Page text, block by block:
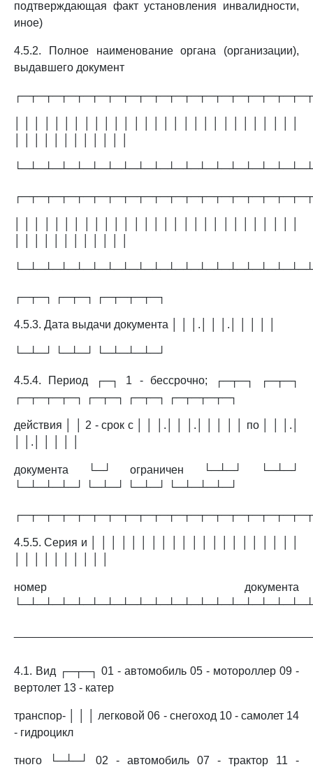
подтверждающая факт установления инвалидности,
иное)
4.5.2. Полное наименование органа (организации),
выдавшего документ
┌─┬─┐ ┌─┬─┐ ┌─┬─┬─┬─┐
4.5.3. Дата выдачи документа │ │ │.│ │ │.│ │ │ │ │
└─┴─┘ └─┴─┘ └─┴─┴─┴─┘
4.5.4. Период ┌─┐ 1 - бессрочно; ┌─┬─┐ ┌─┬─┐
┌─┬─┬─┬─┐ ┌─┬─┐ ┌─┬─┐ ┌─┬─┬─┬─┐
действия │ │ 2 - срок с │ │ │.│ │ │.│ │ │ │ │ по │ │ │.│
│ │.│ │ │ │ │
документа └─┘ ограничен └─┴─┘ └─┴─┘
└─┴─┴─┴─┘ └─┴─┘ └─┴─┘ └─┴─┴─┴─┘
4.5.5. Серия и │ │ │ │ │ │ │ │ │ │ │ │ │ │ │ │ │ │ │ │ │
номер документа
4.1. Вид ┌─┬─┐ 01 - автомобиль 05 - мотороллер 09 -
вертолет 13 - катер
транспор- │ │ │ легковой 06 - снегоход 10 - самолет 14
- гидроцикл
тного └─┴─┘ 02 - автомобиль 07 - трактор 11 -